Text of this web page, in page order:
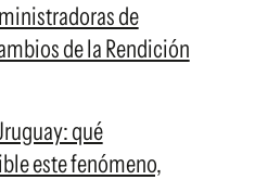
de
de la Rendición
qué
este fenómeno,